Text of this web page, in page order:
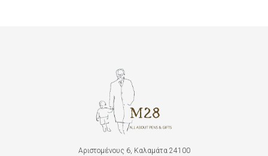
Αριστομένους 6, Καλαμάτα 24100